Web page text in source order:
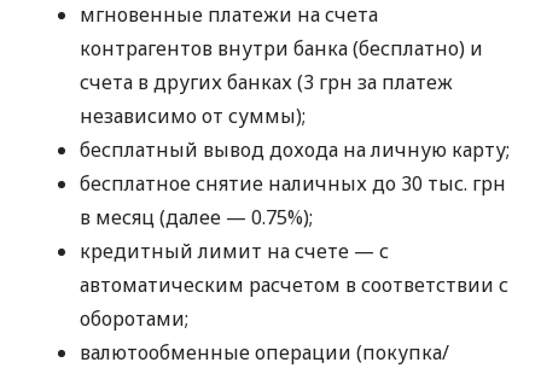
мгновенные платежи на счета
контрагентов внутри банка (бесплатно) и
счета в других банках (3 грн за платеж
независимо от суммы);
бесплатный вывод дохода на личную карту;
бесплатное снятие наличных до 30 тыс. грн
в месяц (далее — 0.75%);
кредитный лимит на счете — с
автоматическим расчетом в соответствии с
оборотами;
валютообменные операции (покупка/